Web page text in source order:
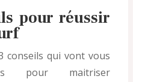
pour réussir
conseils qui vont vous
pour maitriser